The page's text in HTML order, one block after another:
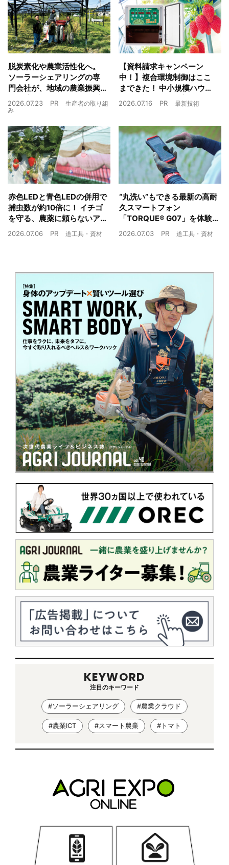
脱炭素化や農業活性化へ。
ソーラーシェアリングの専
門会社が、地域の農業振興
や経済循環をワンストップ
でサポート
2026.07.23 PR
生産者の取り組
み
【資料請求キャンペーン
中！】複合環境制御はここ
まできた！ 中小規模ハウス
でも検討しやすい高コスパ
複合環境制御装置が誕生
2026.07.16 PR 最新技術
赤色LEDと青色LEDの併用で
捕虫数が約10倍に！ イチゴ
を守る、農薬に頼らないア
ザミウマ対策
2026.07.06 PR 道工具・資材
“丸洗い”もできる最新の高耐
久スマートフォン
「TORQUE® G07」を体験
農業現場の“スマホの弱点”を
2026.07.03 PR 道工具・資材
KEYWORD
注目のキーワード
#ソーラーシェアリング #農業クラウド
#農業ICT #スマート農業 #トマト